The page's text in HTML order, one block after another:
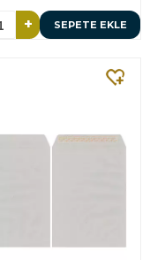
+ SEPETE EKLE